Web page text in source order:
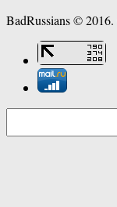
BadRussians ©